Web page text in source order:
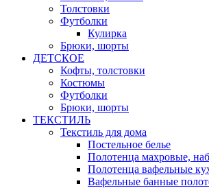
Толстовки
Футболки
Кулирка
Брюки, шорты
ДЕТСКОЕ
Кофты, толстовки
Костюмы
Футболки
Брюки, шорты
ТЕКСТИЛЬ
Текстиль для дома
Постельное белье
Полотенца махровые,
Полотенца вафельные
Вафельные банные